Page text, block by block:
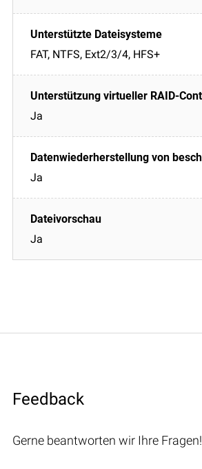
FAT, NTFS, Ext2/3/4, HFS+
Ja
Ja
Ja
Feedback
Gerne beantworten wir Ihre Fragen!